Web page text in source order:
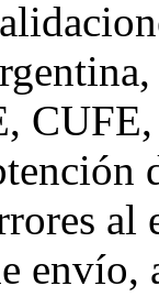
al
envío,